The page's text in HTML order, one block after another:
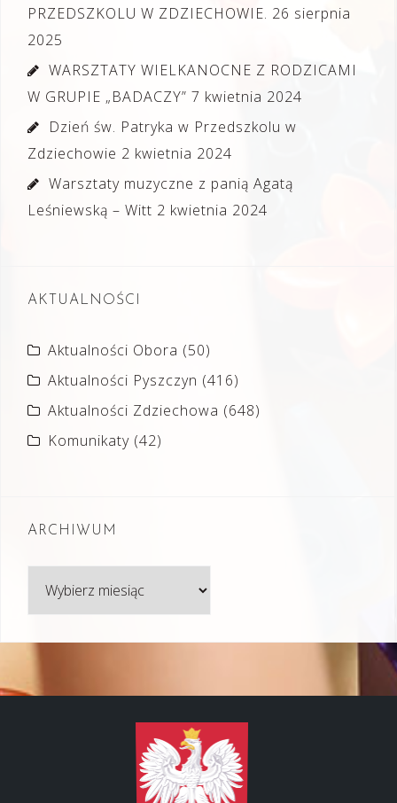
PRZEDSZKOLU W ZDZIECHOWIE. 26 sierpnia
2025
WARSZTATY WIELKANOCNE Z RODZICAMI
W GRUPIE „BADACZY” 7 kwietnia 2024
Dzień św. Patryka w Przedszkolu w
Zdziechowie 2 kwietnia 2024
Warsztaty muzyczne z panią Agatą
Leśniewską – Witt 2 kwietnia 2024
AKTUALNOŚCI
Aktualności Obora (50)
Aktualności Pyszczyn (416)
Aktualności Zdziechowa (648)
Komunikaty (42)
ARCHIWUM